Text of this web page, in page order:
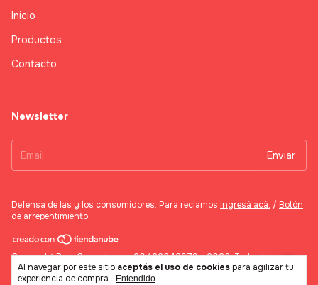
Al navegar por este sitio aceptás el uso de cookies para agilizar tu
experiencia de compra.
Entendido
Inicio
Productos
Contacto
Newsletter
Defensa de las y los consumidores. Para reclamos ingresá acá. / Botón
de arrepentimiento
Copyright Baer Cosmeticos - 20422642979 - 2026. Todos los
derechos reservados.